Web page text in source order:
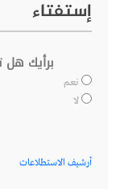
إستفتاء
برأيك هل
نعم
لا
أرشيف الاستطلاعات